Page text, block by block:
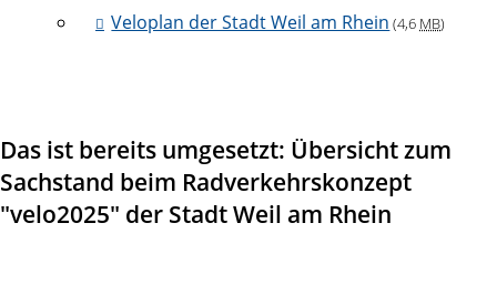
Veloplan der Stadt Weil am Rhein (4,6 MB)
Das ist bereits umgesetzt: Übersicht zum
Sachstand beim Radverkehrskonzept
"velo2025" der Stadt Weil am Rhein